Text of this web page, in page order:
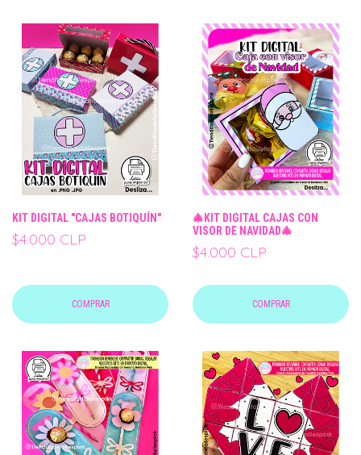
KIT DIGITAL "CAJAS BOTIQUÍN"
$4.000 CLP
COMPRAR
🎄KIT DIGITAL CAJAS CON
VISOR DE NAVIDAD🎄
$4.000 CLP
COMPRAR